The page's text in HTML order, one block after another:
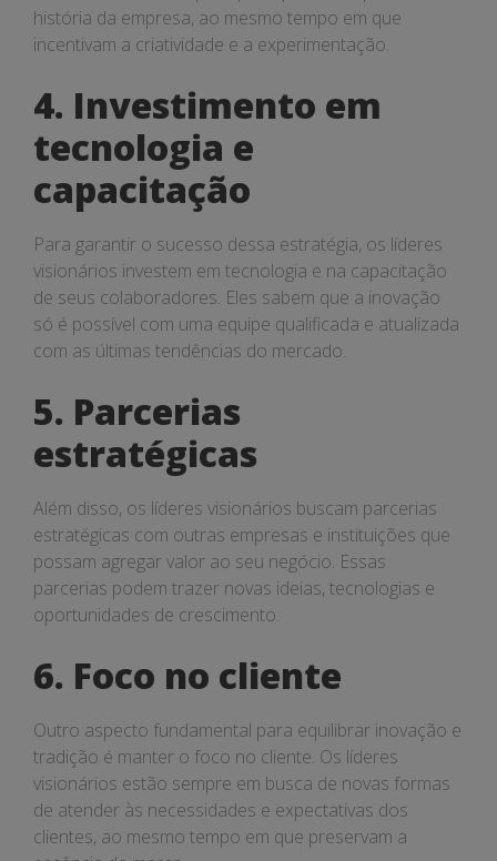
história da empresa, ao mesmo tempo em que
incentivam a criatividade e a experimentação.
4. Investimento em
tecnologia e
capacitação
Para garantir o sucesso dessa estratégia, os líderes
visionários investem em tecnologia e na capacitação
de seus colaboradores. Eles sabem que a inovação
só é possível com uma equipe qualificada e atualizada
com as últimas tendências do mercado.
5. Parcerias
estratégicas
Além disso, os líderes visionários buscam parcerias
estratégicas com outras empresas e instituições que
possam agregar valor ao seu negócio. Essas
parcerias podem trazer novas ideias, tecnologias e
oportunidades de crescimento.
6. Foco no cliente
Outro aspecto fundamental para equilibrar inovação e
tradição é manter o foco no cliente. Os líderes
visionários estão sempre em busca de novas formas
de atender às necessidades e expectativas dos
clientes, ao mesmo tempo em que preservam a